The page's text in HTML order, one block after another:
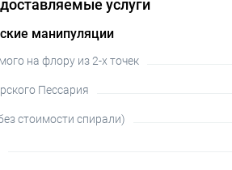
услуги
манипуляции
на флору из 2-х точек
Пессария
стоимости спирали)